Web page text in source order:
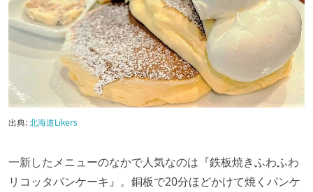
出典:北海道Likers
一新したメニューのなかで人気なのは『鉄板焼きふわふわ
リコッタパンケーキ』。銅板で20分ほどかけて焼くパンケ